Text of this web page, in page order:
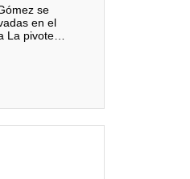
se
en el
La pivote…